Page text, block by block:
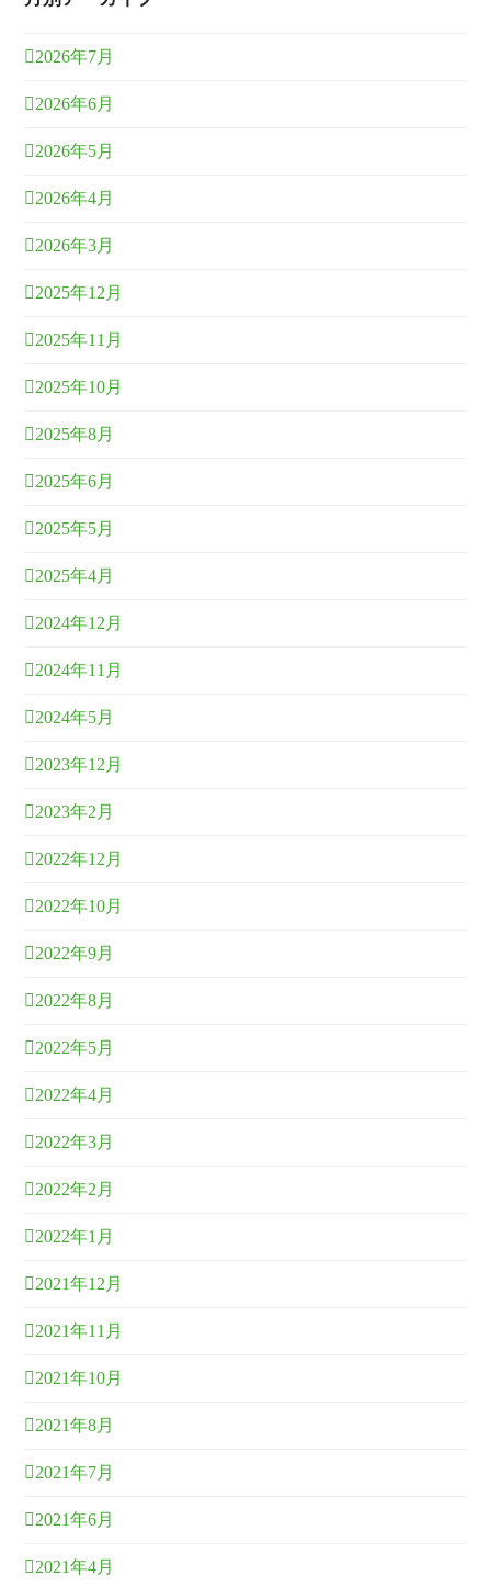
2026年7月
2026年6月
2026年5月
2026年4月
2026年3月
2025年12月
2025年11月
2025年10月
2025年8月
2025年6月
2025年5月
2025年4月
2024年12月
2024年11月
2024年5月
2023年12月
2023年2月
2022年12月
2022年10月
2022年9月
2022年8月
2022年5月
2022年4月
2022年3月
2022年2月
2022年1月
2021年12月
2021年11月
2021年10月
2021年8月
2021年7月
2021年6月
2021年4月